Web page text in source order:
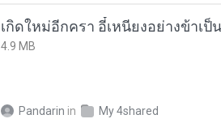
4.9 MB
Pandarin in My 4shared